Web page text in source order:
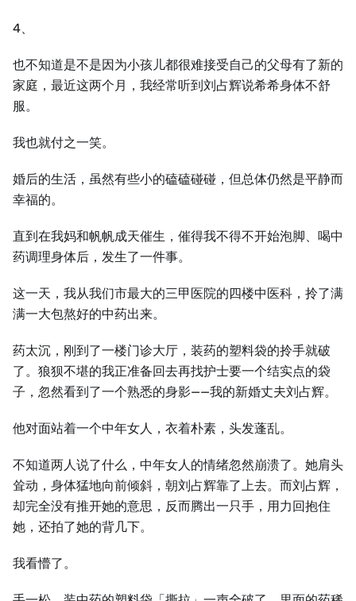
4、
也不知道是不是因为小孩儿都很难接受自己的父母有了新的
家庭，最近这两个月，我经常听到刘占辉说希希身体不舒
服。
我也就付之一笑。
婚后的生活，虽然有些小的磕磕碰碰，但总体仍然是平静而
幸福的。
直到在我妈和帆帆成天催生，催得我不得不开始泡脚、喝中
药调理身体后，发生了一件事。
这一天，我从我们市最大的三甲医院的四楼中医科，拎了满
满一大包熬好的中药出来。
药太沉，刚到了一楼门诊大厅，装药的塑料袋的拎手就破
了。狼狈不堪的我正准备回去再找护士要一个结实点的袋
子，忽然看到了一个熟悉的身影——我的新婚丈夫刘占辉。
他对面站着一个中年女人，衣着朴素，头发蓬乱。
不知道两人说了什么，中年女人的情绪忽然崩溃了。她肩头
耸动，身体猛地向前倾斜，朝刘占辉靠了上去。而刘占辉，
却完全没有推开她的意思，反而腾出一只手，用力回抱住
她，还拍了她的背几下。
我看懵了。